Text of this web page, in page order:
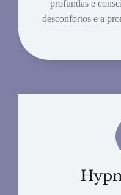
profundas e
desconfortos e a